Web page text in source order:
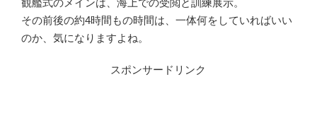
その前後の約4時間もの時間は、一体何をしていればいい
のか、気になりますよね。
スポンサードリンク